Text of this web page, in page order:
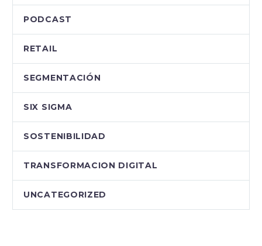
PODCAST
RETAIL
SEGMENTACIÓN
SIX SIGMA
SOSTENIBILIDAD
TRANSFORMACION DIGITAL
UNCATEGORIZED